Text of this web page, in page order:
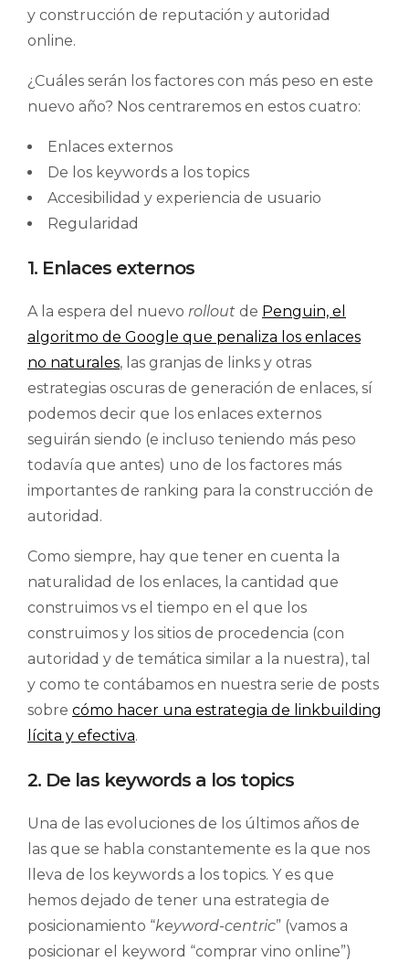
y construcción de reputación y autoridad
online.
¿Cuáles serán los factores con más peso en este
nuevo año? Nos centraremos en estos cuatro:
Enlaces externos
De los keywords a los topics
Accesibilidad y experiencia de usuario
Regularidad
1. Enlaces externos
A la espera del nuevo rollout de Penguin, el
algoritmo de Google que penaliza los enlaces
no naturales, las granjas de links y otras
estrategias oscuras de generación de enlaces, sí
podemos decir que los enlaces externos
seguirán siendo (e incluso teniendo más peso
todavía que antes) uno de los factores más
importantes de ranking para la construcción de
autoridad.
Como siempre, hay que tener en cuenta la
naturalidad de los enlaces, la cantidad que
construimos vs el tiempo en el que los
construimos y los sitios de procedencia (con
autoridad y de temática similar a la nuestra), tal
y como te contábamos en nuestra serie de posts
sobre cómo hacer una estrategia de linkbuilding
lícita y efectiva.
2. De las keywords a los topics
Una de las evoluciones de los últimos años de
las que se habla constantemente es la que nos
lleva de los keywords a los topics. Y es que
hemos dejado de tener una estrategia de
posicionamiento “keyword-centric” (vamos a
posicionar el keyword “comprar vino online”)